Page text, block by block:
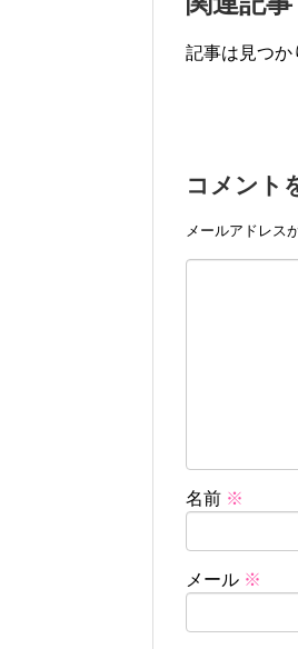
記事は見つか
コメント
メールアドレス
名前 ※
メール ※